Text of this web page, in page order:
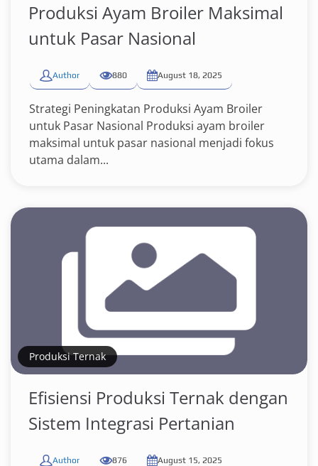
Produksi Ayam Broiler Maksimal
untuk Pasar Nasional
Author 880 August 18, 2025
Strategi Peningkatan Produksi Ayam Broiler
untuk Pasar Nasional Produksi ayam broiler
maksimal untuk pasar nasional menjadi fokus
utama dalam...
Produksi Ternak
Efisiensi Produksi Ternak dengan
Sistem Integrasi Pertanian
Author 876 August 15, 2025